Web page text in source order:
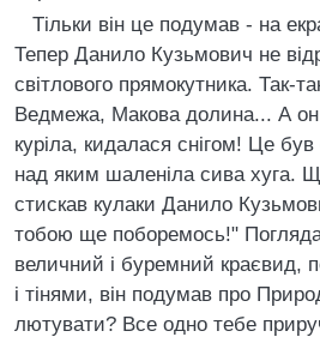
Тiльки вiн це подумав - на
Тепер Данило Кузьмович не
свiтлового прямокутника. Так-
Ведмежа, Макова долина... А
курiла, кидалася снiгом! Це
над яким шаленiла сива хуга.
стискав кулаки Данило
тобою ще поборемось!"
величний i буремний краєвид,
i тiнями, вiн подумав про
лютувати? Все одно тебе